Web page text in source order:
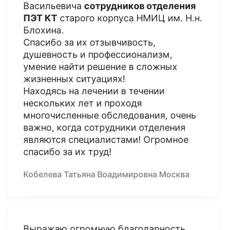
Васильевича сотрудников отделения
ПЭТ КТ старого корпуса НМИЦ им. Н.н.
Блохина.
Спасибо за их отзывчивость,
душевность и профессионализм,
умение найти решение в сложных
жизненных ситуациях!
Находясь на лечении в течении
нескольких лет и проходя
многочисленные обследования, очень
важно, когда сотрудники отделения
являются специалистами! Огромное
спасибо за их труд!
Кобелева Татьяна Воадимировна Москва